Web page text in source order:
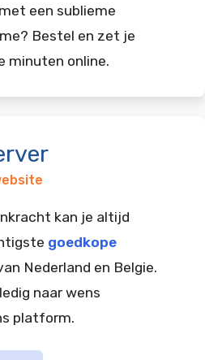
een sublieme
Bestel en zet je
minuten online.
kan je altijd
goedkope
Nederland en Belgie.
naar wens
platform.